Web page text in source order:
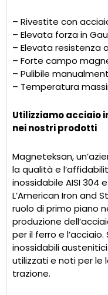
– Rivestite con
– Elevata forza in
– Elevata resistenza
– Forte campo
– Pulibile
– Temperatura
Utilizziamo acciaio
nei nostri prodotti
Magneteksan,
la qualità e
inossidabile AISI 304
L’American Iron and
ruolo di primo piano
produzione
per il ferro e l’acciaio.
inossidabili
utilizzati e noti per le
trazione.